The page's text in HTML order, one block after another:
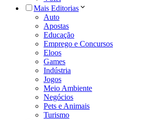
Mais Editorias
Auto
Apostas
Educação
Emprego e Concursos
Eloos
Games
Indústria
Jogos
Meio Ambiente
Negócios
Pets e Animais
Turismo